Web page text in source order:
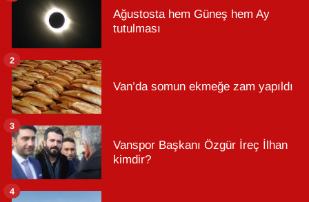
Ağustosta hem Güneş hem Ay
tutulması
Van’da somun ekmeğe zam yapıldı
2
Vanspor Başkanı Özgür İreç İlhan
kimdir?
3
4